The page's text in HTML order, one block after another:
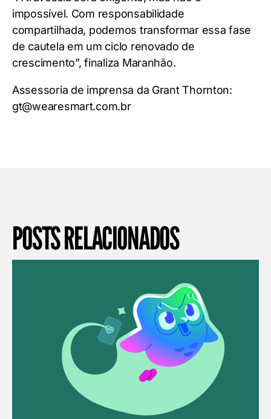
impossível. Com responsabilidade
compartilhada, podemos transformar essa fase
de cautela em um ciclo renovado de
crescimento”, finaliza Maranhão.
Assessoria de imprensa da Grant Thornton:
gt@wearesmart.com.br
POSTS RELACIONADOS